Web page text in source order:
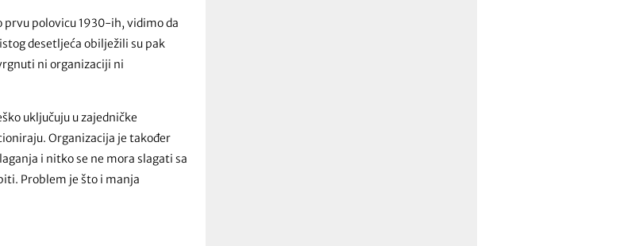
prvu polovicu 1930-ih, vidimo da
desetljeća obilježili su pak
ni organizaciji ni
uključuju u zajedničke
Organizacija je također
i nitko se ne mora slagati sa
Problem je što i manja